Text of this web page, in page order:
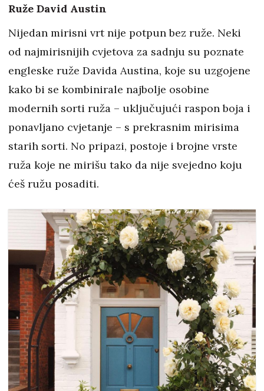
Ruže David Austin
Nijedan mirisni vrt nije potpun bez ruže. Neki
od najmirisnijih cvjetova za sadnju su poznate
engleske ruže Davida Austina, koje su uzgojene
kako bi se kombinirale najbolje osobine
modernih sorti ruža – uključujući raspon boja i
ponavljano cvjetanje – s prekrasnim mirisima
starih sorti. No pripazi, postoje i brojne vrste
ruža koje ne mirišu tako da nije svejedno koju
ćeš ružu posaditi.